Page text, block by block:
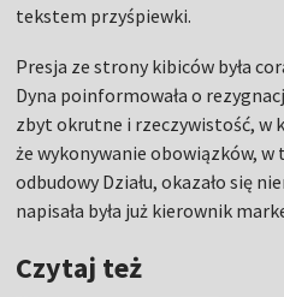
tekstem przyśpiewki.
Presja ze strony kibiców była
Dyna poinformowała o
zbyt okrutne i rzeczywistość, w
że wykonywanie obowiązków,
odbudowy Działu, okazało się
napisała była już kierownik
Czytaj też